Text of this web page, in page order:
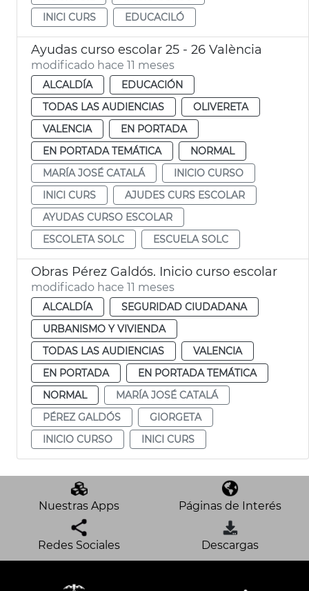
INICI CURS
EDUCACILÓ
Ayudas curso escolar 25 - 26 València
modificado hace 11 meses
ALCALDÍA
EDUCACIÓN
TODAS LAS AUDIENCIAS
OLIVERETA
VALENCIA
EN PORTADA
EN PORTADA TEMÁTICA
NORMAL
MARÍA JOSÉ CATALÁ
INICIO CURSO
INICI CURS
AJUDES CURS ESCOLAR
AYUDAS CURSO ESCOLAR
ESCOLETA SOLC
ESCUELA SOLC
Obras Pérez Galdós. Inicio curso escolar
modificado hace 11 meses
ALCALDÍA
SEGURIDAD CIUDADANA
URBANISMO Y VIVIENDA
TODAS LAS AUDIENCIAS
VALENCIA
EN PORTADA
EN PORTADA TEMÁTICA
NORMAL
MARÍA JOSÉ CATALÁ
PÉREZ GALDÓS
GIORGETA
INICIO CURSO
INICI CURS
Nuestras Apps Páginas de Interés
Redes Sociales Descargas